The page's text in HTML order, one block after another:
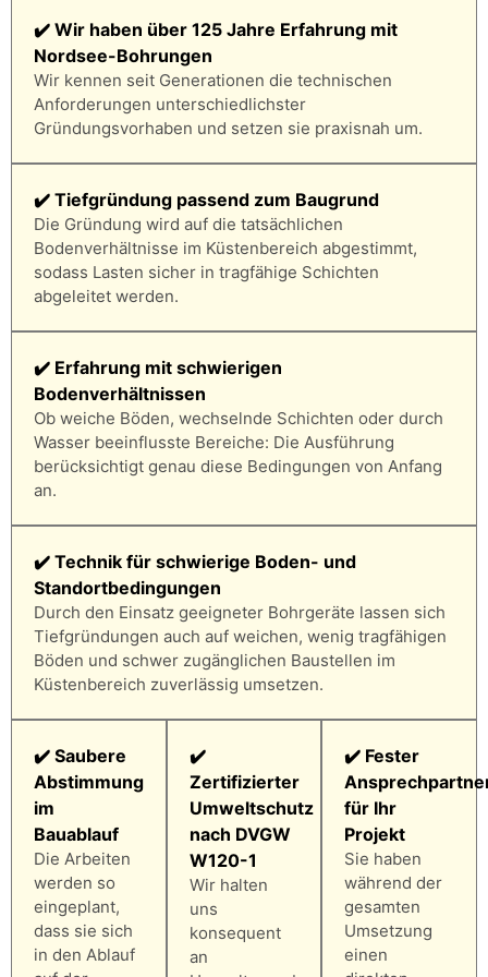
✔️ Wir haben über 125 Jahre Erfahrung mit
Nordsee-Bohrungen
Wir kennen seit Generationen die technischen
Anforderungen unterschiedlichster
Gründungsvorhaben und setzen sie praxisnah um.
✔️ Tiefgründung passend zum Baugrund
Die Gründung wird auf die tatsächlichen
Bodenverhältnisse im Küstenbereich abgestimmt,
sodass Lasten sicher in tragfähige Schichten
abgeleitet werden.
✔️ Erfahrung mit schwierigen
Bodenverhältnissen
Ob weiche Böden, wechselnde Schichten oder durch
Wasser beeinflusste Bereiche: Die Ausführung
berücksichtigt genau diese Bedingungen von Anfang
an.
✔️ Technik für schwierige Boden- und
Standortbedingungen
Durch den Einsatz geeigneter Bohrgeräte lassen sich
Tiefgründungen auch auf weichen, wenig tragfähigen
Böden und schwer zugänglichen Baustellen im
Küstenbereich zuverlässig umsetzen.
✔️ Saubere
Abstimmung
im
Bauablauf
Die Arbeiten
werden so
eingeplant,
dass sie sich
in den Ablauf
✔️
Zertifizierter
Umweltschutz
nach DVGW
W120-1
Wir halten
uns
konsequent
an
✔️ Fester
für Ihr
Projekt
Sie haben
während der
gesamten
Umsetzung
einen